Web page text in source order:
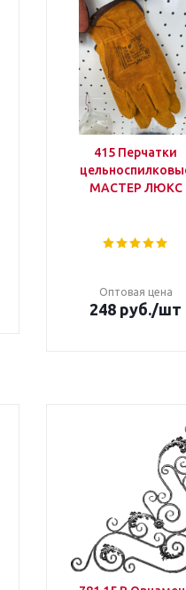
415 Перчатки
МАСТЕР ЛЮКС
Оптовая цена
248 руб./шт